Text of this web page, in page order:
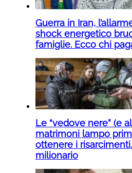
Guerra in Iran,
shock energetico
famiglie. Ecco chi
Le “vedove nere” (e
matrimoni lampo
ottenere i
milionario